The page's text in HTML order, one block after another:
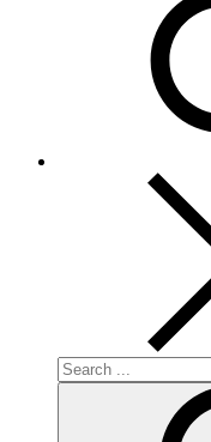
Search
for: